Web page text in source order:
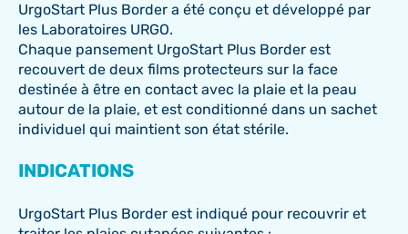
UrgoStart Plus Border a été conçu et développé par
les Laboratoires URGO.
Chaque pansement UrgoStart Plus Border est
recouvert de deux films protecteurs sur la face
destinée à être en contact avec la plaie et la peau
autour de la plaie, et est conditionné dans un sachet
individuel qui maintient son état stérile.
INDICATIONS
UrgoStart Plus Border est indiqué pour recouvrir et